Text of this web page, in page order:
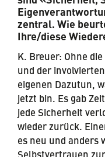
zentral. Wie
Ihre/diese
K. Breuer: Ohne
und der
eigenen Dazutun,
jetzt bin. Es gab
jede Sicherheit
wieder zurück.
es neu und anders